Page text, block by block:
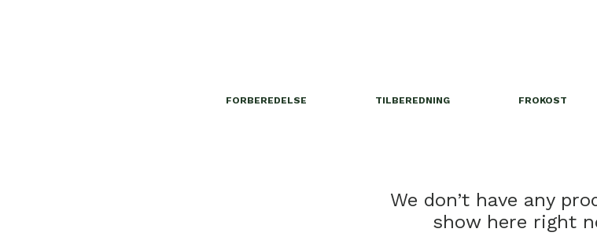
FORBEREDELSE TILBEREDNING FROKOST
We don’t have any
show here right